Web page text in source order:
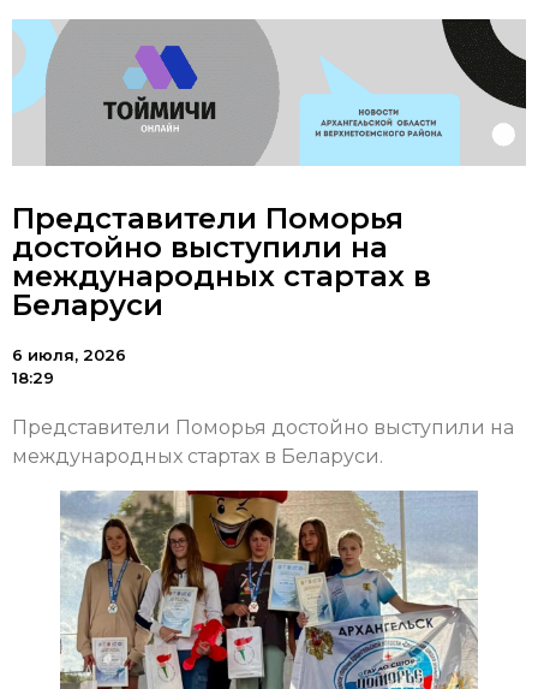
Представители Поморья
достойно выступили на
международных стартах в
Беларуси
6 июля, 2026
18:29
Представители Поморья достойно выступили на
международных стартах в Беларуси.